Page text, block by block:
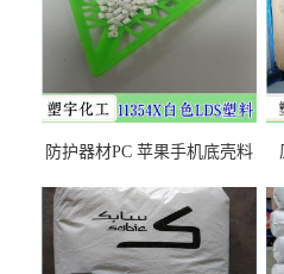
防护器材PC 苹果手机底壳料
之忧